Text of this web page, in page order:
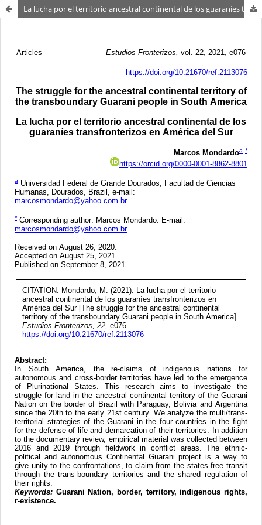
La lucha por el territorio ancestral continental de los guaraníes transfronterizos en América del Sur